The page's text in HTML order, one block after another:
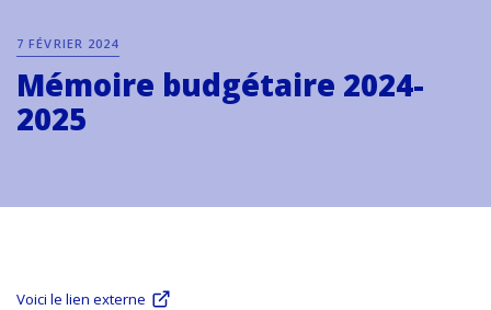
7 FÉVRIER 2024
Mémoire budgétaire 2024-
2025
Voici le lien externe